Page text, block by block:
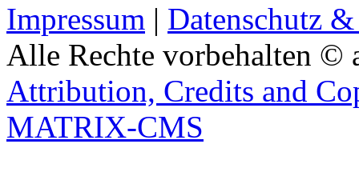
Impressum | Datenschutz
Alle Rechte vorbehalten ©
Attribution, Credits and
MATRIX-CMS